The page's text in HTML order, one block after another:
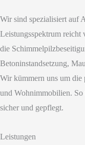
Wir sind spezialisiert auf
Leistungsspektrum reicht
die
Betoninstandsetzung,
Wir kümmern uns um die
und Wohnimmobilien.
sicher und gepflegt.
Leistungen